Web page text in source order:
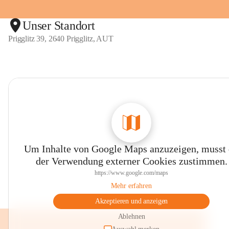
Unser Standort
Prigglitz 39, 2640 Prigglitz, AUT
Um Inhalte von Google Maps anzuzeigen, musst
der Verwendung externer Cookies zustimmen.
https://www.google.com/maps
Mehr erfahren
Akzeptieren und anzeigen
Ablehnen